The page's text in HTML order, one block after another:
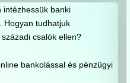
intézhessük banki
Hogyan tudhatjuk
csalók ellen?
bankolással és pénzügyi